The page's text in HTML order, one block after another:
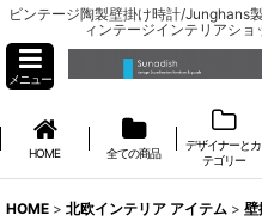
ビンテージ陶製壁掛け時計/Junghans
ィンテージインテリアシ
メニュー
HOME 全ての商品
デザイナーとカ
テゴリー
HOME > 北欧インテリア アイテム > 壁